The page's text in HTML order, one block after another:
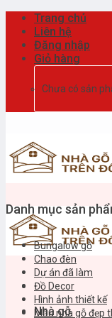
Skip
content
Trang chủ
Liên hệ
Đăng nhập
Giỏ hàng
Chưa có sản
Nhà gỗ
Danh mục sản
Bungalow gỗ
Chao đèn
Dự án đã làm
Đồ Decor
Hình ảnh thiết kế
Mẫu nhà gỗ đẹp